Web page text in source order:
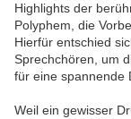
Highlights der
Polyphem, die
Hierfür entschied
Sprechchören, um
für eine spannende
Weil ein gewisser